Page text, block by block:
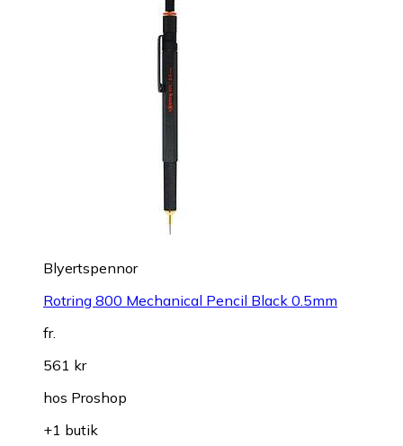
Blyertspennor
Rotring 800 Mechanical Pencil Black 0.5mm
fr.
561 kr
hos Proshop
+1 butik